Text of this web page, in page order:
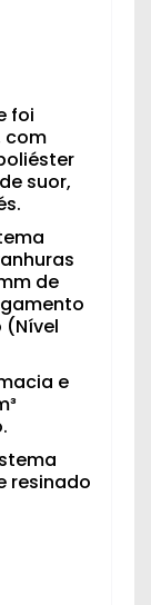
foi
com
suor,
de
(Nível
e
resinado